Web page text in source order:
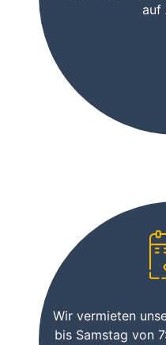
auf
Wir vermieten
bis Samstag von